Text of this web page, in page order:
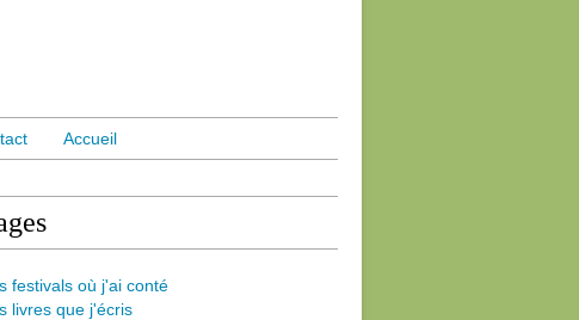
Accueil
festivals où j'ai conté
livres que j'écris